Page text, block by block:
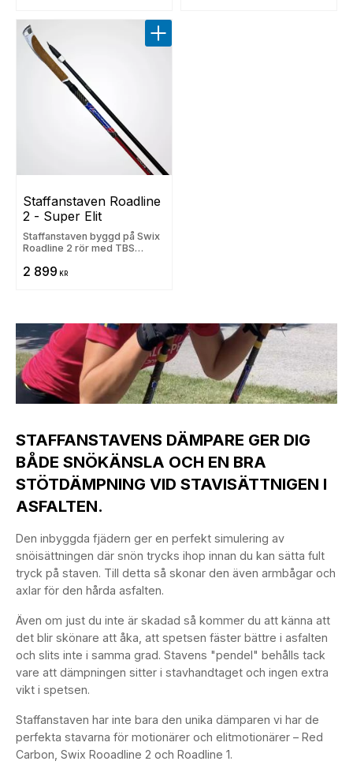
Staffanstaven Roadline
2 - Super Elit
Staffanstaven byggd på Swix
Roadline 2 rör med TBS
2 899 KR
Lägg till i favoriter
STAFFANSTAVENS DÄMPARE GER DIG
BÅDE SNÖKÄNSLA OCH EN BRA
STÖTDÄMPNING VID STAVISÄTTNIGEN I
ASFALTEN.
Den inbyggda fjädern ger en perfekt simulering av
snöisättningen där snön trycks ihop innan du kan sätta fult
tryck på staven. Till detta så skonar den även armbågar och
axlar för den hårda asfalten.
Även om just du inte är skadad så kommer du att känna att
det blir skönare att åka, att spetsen fäster bättre i asfalten
och slits inte i samma grad. Stavens "pendel" behålls tack
vare att dämpningen sitter i stavhandtaget och ingen extra
vikt i spetsen.
Staffanstaven har inte bara den unika dämparen vi har de
perfekta stavarna för motionärer och elitmotionärer – Red
Carbon, Swix Rooadline 2 och Roadline 1.